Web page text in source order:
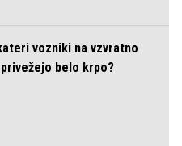
vozniki na vzvratno
belo krpo?